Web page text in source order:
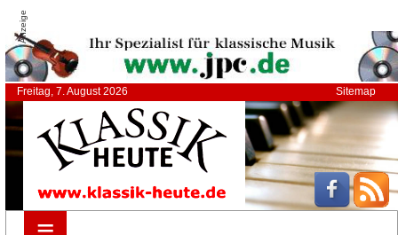
Anzeige
Freitag, 7. August 2026 Sitemap